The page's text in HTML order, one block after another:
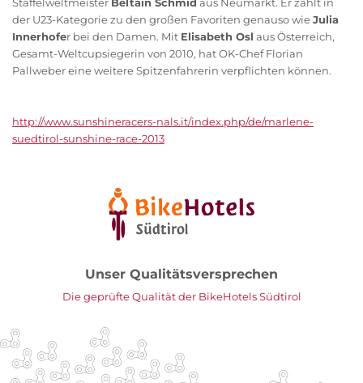
der U23-Kategorie zu den großen Favoriten genauso wieJulia
Innerhofer bei den Damen. Mit Elisabeth Osl aus Österreich,
Gesamt-Weltcupsiegerin von 2010, hat OK-Chef Florian
Pallweber eine weitere Spitzenfahrerin verpflichten können.
http://www.sunshineracers-nals.it/index.php/de/marlene-
suedtirol-sunshine-race-2013
Unser Qualitätsversprechen
Die geprüfte Qualität der BikeHotels Südtirol